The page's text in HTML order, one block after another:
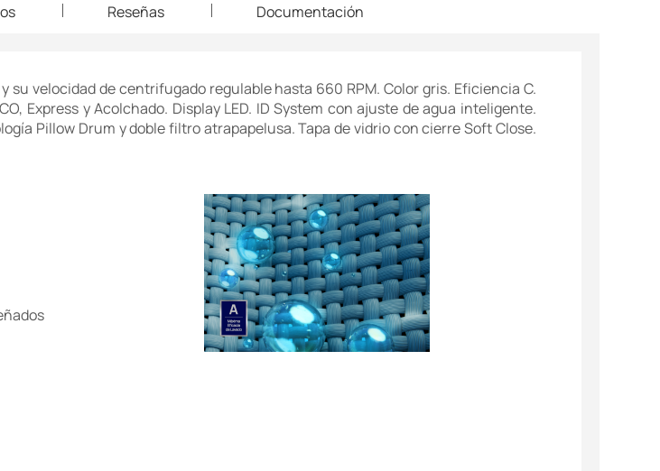
Reseñas Documentación
su velocidad de centrifugado regulable hasta 660 RPM. Color gris. Eficiencia C.
Express y Acolchado. Display LED. ID System con ajuste de agua inteligente.
Pillow Drum y doble filtro atrapapelusa. Tapa de vidrio con cierre Soft Close.